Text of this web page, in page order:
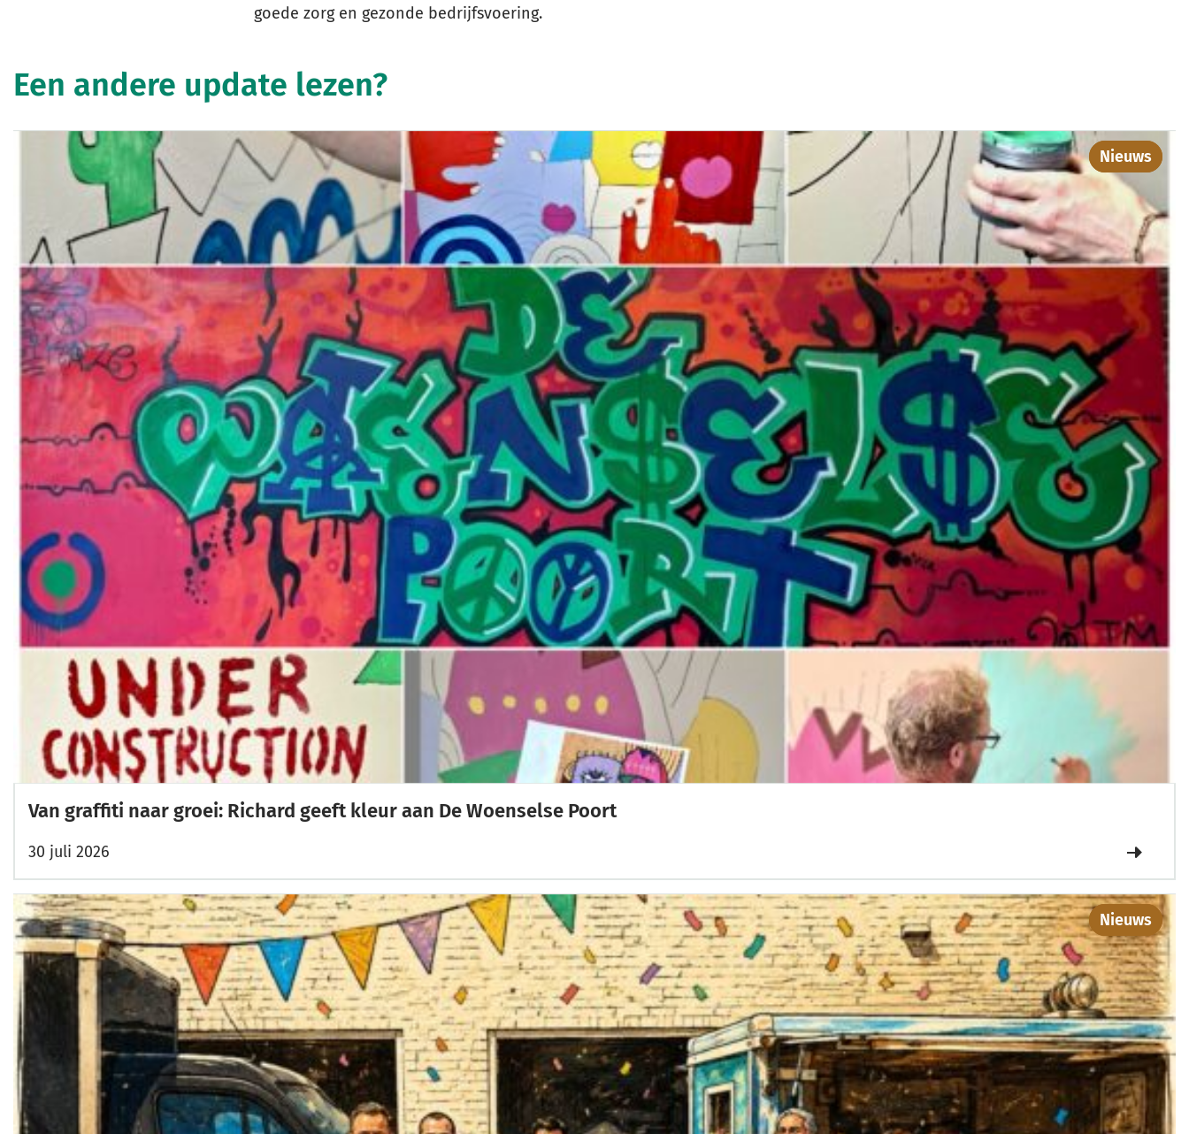
goede zorg en gezonde bedrijfsvoering.
Een andere update lezen?
Van graffiti naar groei: Richard geeft kleur aan De Woenselse Poort
Nieuws
30 juli 2026
Nieuws